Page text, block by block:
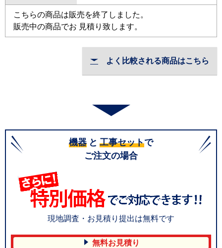
こちらの商品は販売を終了しました。
販売中の商品でお 見積り致します。
よく比較される商品はこちら
機器 と 工事セットで
ご注文の場合
現地調査・お見積り提出は無料です
無料お見積り